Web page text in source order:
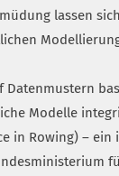
lassen
Modelle
in Rowing) –